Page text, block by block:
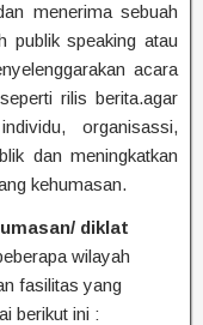
menerima sebuah
publik speaking atau
acara
rilis berita.agar
organisassi,
dan meningkatkan
kehumasan.
diklat
wilayah
fasilitas yang
berikut ini :